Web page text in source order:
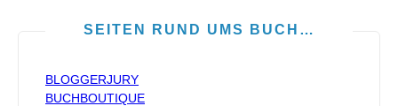
SEITEN RUND UMS BUCH…
BLOGGERJURY
BUCHBOUTIQUE